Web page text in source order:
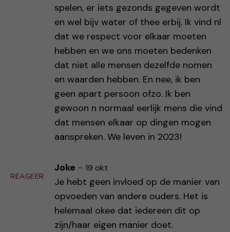
spelen, er iets gezonds gegeven wordt
en wel bijv water of thee erbij. Ik vind nl
dat we respect voor elkaar moeten
hebben en we ons moeten bedenken
dat niet alle mensen dezelfde nomen
en waarden hebben. En nee, ik ben
geen apart persoon ofzo. Ik ben
gewoon n normaal eerlijk mens die vind
dat mensen elkaar op dingen mogen
aanspreken. We leven in 2023!
REAGEER
Joke - 19 okt
Je hebt geen invloed op de manier van
opvoeden van andere ouders. Het is
helemaal okee dat iedereen dit op
zijn/haar eigen manier doet.